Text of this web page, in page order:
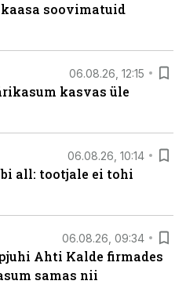
soovimatuid
06.08.26, 12:15
kasvas üle
06.08.26, 10:14
all: tootjale ei tohi
06.08.26, 09:34
Ahti Kalde firmades
samas nii